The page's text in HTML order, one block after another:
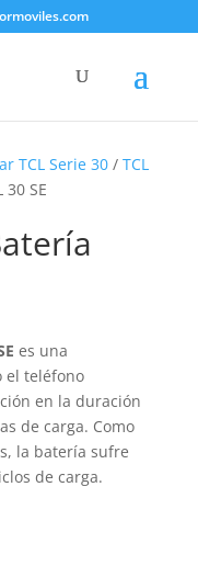
TCL Serie 30/ TCL
SE
es una
el teléfono
en la duración
de carga. Como
la batería sufre
de carga.